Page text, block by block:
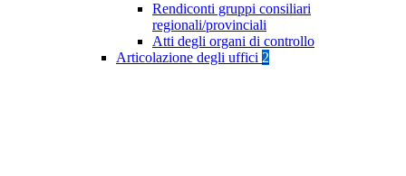
Rendiconti gruppi consiliari
regionali/provinciali
Atti degli organi di controllo
Articolazione degli uffici 2